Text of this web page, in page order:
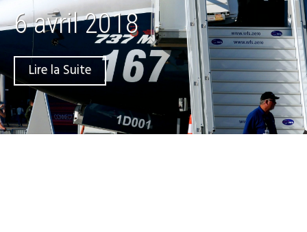
6 avril 2018
Lire la Suite